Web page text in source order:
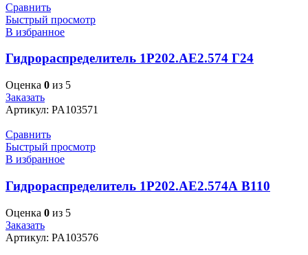
Сравнить
Быстрый просмотр
В избранное
Гидрораспределитель 1Р202.АЕ2.574 Г24
Оценка 0 из 5
Заказать
Артикул: PA103571
Сравнить
Быстрый просмотр
В избранное
Гидрораспределитель 1Р202.АЕ2.574А В110
Оценка 0 из 5
Заказать
Артикул: PA103576